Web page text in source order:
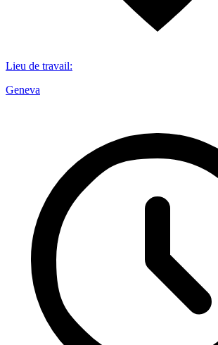
Lieu de travail:
Geneva